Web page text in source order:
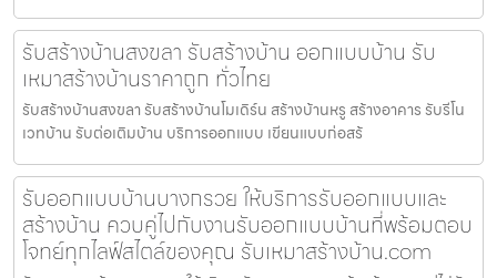
รับสร้างบ้านสงขลา รับสร้างบ้าน ออกแบบบ้าน รับ
เหมาสร้างบ้านราคาถูก ทั่วไทย
รับสร้างบ้านสงขลา รับสร้างบ้านโมเดิร์น สร้างบ้านหรู สร้างอาคาร รับรีโน
เวทบ้าน รับต่อเติมบ้าน บริการออกแบบ เขียนแบบก่อสร้
รับออกแบบบ้านบางกรวย ให้บริการรับออกแบบและ
สร้างบ้าน ควบคู่ไปกับงานรับออกแบบบ้านที่พร้อมตอบ
โจทย์ทุกไลฟ์สไตล์ของคุณ รับเหมาสร้างบ้าน.com